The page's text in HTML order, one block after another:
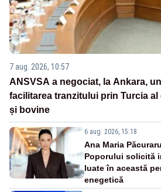
7 aug. 2026, 10:57
ANSVSA a negociat, la Ankara,
facilitarea tranzitului prin Turcia
și bovine
6 aug. 2026, 15:18
Ana Maria
Poporului solicită
luate în această
enegetică